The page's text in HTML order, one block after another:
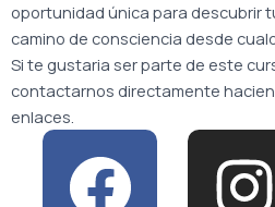
oportunidad única para descubrir
camino de consciencia desde
Si te gustaria ser parte de este
contactarnos directamente
enlaces.
F I